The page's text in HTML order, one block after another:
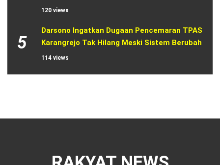
120 views
5
Darsono Ingatkan Dugaan Pencemaran TPAS
Karangrejo Tak Hilang Meski Sistem Berubah
114 views